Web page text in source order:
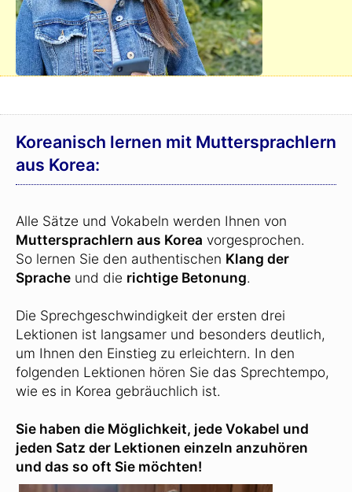
Koreanisch lernen mit Muttersprachlern
aus Korea:
Alle Sätze und Vokabeln werden Ihnen von
Muttersprachlern aus Korea vorgesprochen.
So lernen Sie den authentischen Klang der
Sprache und die richtige Betonung.
Die Sprechgeschwindigkeit der ersten drei
Lektionen ist langsamer und besonders deutlich,
um Ihnen den Einstieg zu erleichtern. In den
folgenden Lektionen hören Sie das Sprechtempo,
wie es in Korea gebräuchlich ist.
Sie haben die Möglichkeit, jede Vokabel und
jeden Satz der Lektionen einzeln anzuhören
und das so oft Sie möchten!